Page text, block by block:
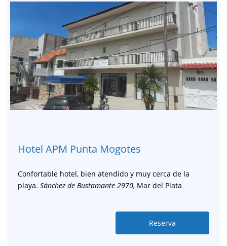
Hotel APM Punta Mogotes
Confortable hotel, bien atendido y muy cerca de la
playa. Sánchez de Bustamante 2970, Mar del Plata
Reserva